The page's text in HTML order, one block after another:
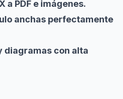
a PDF e imágenes.
anchas perfectamente
diagramas con alta